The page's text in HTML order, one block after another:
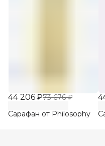
44 206 ₽73 676 ₽
Сарафан от Philosophy